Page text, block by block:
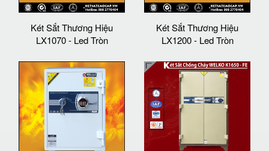
Két Sắt Thương Hiệu
LX1070 - Led Tròn
Két Sắt Thương Hiệu
LX1200 - Led Tròn